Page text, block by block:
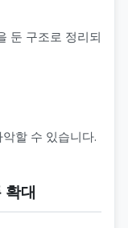
둔 구조로 정리되
할 수 있습니다.
확대